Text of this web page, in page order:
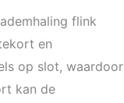
flink
en
op slot, waardoor
kan de